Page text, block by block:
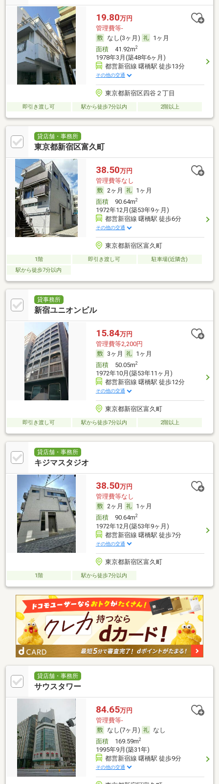
19.80万円
管理費等-
なし(3ヶ月)
1ヶ月
面積41.92m2
1978年3月(築48年6ヶ月)
都営新宿線 曙橋駅 徒歩13分
その他の交通
東京都新宿区四谷２丁目
即引き渡し可 駅から徒歩7分以内 2階以上
貸店舗・事務所
東京都新宿区富久町
38.50万円
管理費等なし
2ヶ月
1ヶ月
面積90.64m2
1972年12月(築53年9ヶ月)
都営新宿線 曙橋駅 徒歩6分
その他の交通
東京都新宿区富久町
1階 即引き渡し可
駐車場(近隣含)
駅から徒歩7分以内
貸事務所
新宿ユニオンビル
15.84万円
管理費等2,200円
3ヶ月
1ヶ月
面積50.05m2
1972年10月(築53年11ヶ月)
都営新宿線 曙橋駅 徒歩12分
その他の交通
東京都新宿区富久町
即引き渡し可 駅から徒歩7分以内 2階以上
貸店舗・事務所
キジマスタジオ
38.50万円
管理費等なし
2ヶ月
1ヶ月
面積90.64m2
1972年12月(築53年9ヶ月)
都営新宿線 曙橋駅 徒歩7分
その他の交通
東京都新宿区富久町
1階 駅から徒歩7分以内
貸店舗・事務所
サウスタワー
84.65万円
管理費等-
なし(7ヶ月)
なし
面積169.59m2
1995年9月(築31年)
都営新宿線 曙橋駅 徒歩9分
その他の交通